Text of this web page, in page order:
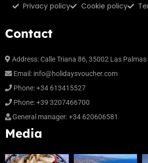
Privacy policy Cookie policy
Contact
Address:Calle Triana 86, 35002 Las
Email: info@holidaysvoucher.com
Phone:+34 613415527
Phone:+39 3207466700
General manager:+34 620606581
Media